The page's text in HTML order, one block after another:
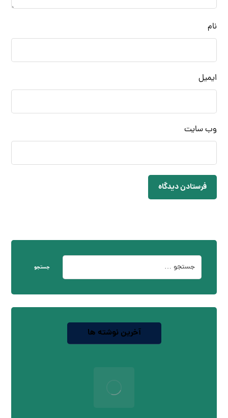
نام
ایمیل
وب‌ سایت
فرستادن دیدگاه
جستجو
آخرین نوشته ها